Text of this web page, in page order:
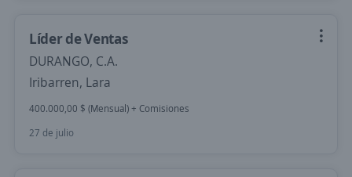
Líder de Ventas
DURANGO, C.A.
Iribarren, Lara
400.000,00 $ (Mensual) + Comisiones
27 de julio